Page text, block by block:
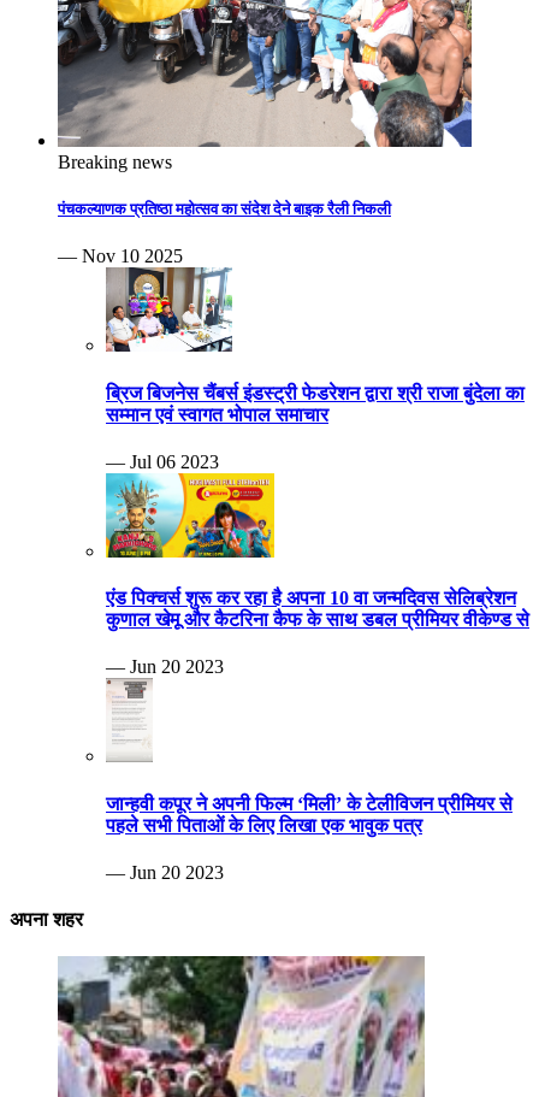
Breaking news
पंचकल्याणक प्रतिष्ठा महोत्सव का संदेश देने बाइक रैली निकली
— Nov 10 2025
ब्रिज बिजनेस चैंबर्स इंडस्ट्री फेडरेशन द्वारा श्री राजा बुंदेला का
सम्मान एवं स्वागत भोपाल समाचार
— Jul 06 2023
एंड पिक्चर्स शुरू कर रहा है अपना 10 वा जन्मदिवस सेलिब्रेशन
कुणाल खेमू और कैटरिना कैफ के साथ डबल प्रीमियर वीकेण्ड से
— Jun 20 2023
जान्हवी कपूर ने अपनी फिल्म ‘मिली’ के टेलीविजन प्रीमियर से
पहले सभी पिताओं के लिए लिखा एक भावुक पत्र
— Jun 20 2023
अपना शहर